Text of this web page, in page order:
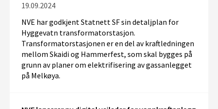
19.09.2024
NVE har godkjent Statnett SF sin detaljplan for
Hyggevatn transformatorstasjon.
Transformatorstasjonen er en del av kraftledningen
mellom Skaidi og Hammerfest, som skal bygges på
grunn av planer om elektrifisering av gassanlegget
på Melkøya.